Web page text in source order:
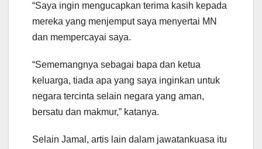
“Saya ingin mengucapkan terima kasih kepada
mereka yang menjemput saya menyertai MN
dan mempercayai saya.
“Sememangnya sebagai bapa dan ketua
keluarga, tiada apa yang saya inginkan untuk
negara tercinta selain negara yang aman,
bersatu dan makmur,” katanya.
Selain Jamal, artis lain dalam jawatankuasa itu